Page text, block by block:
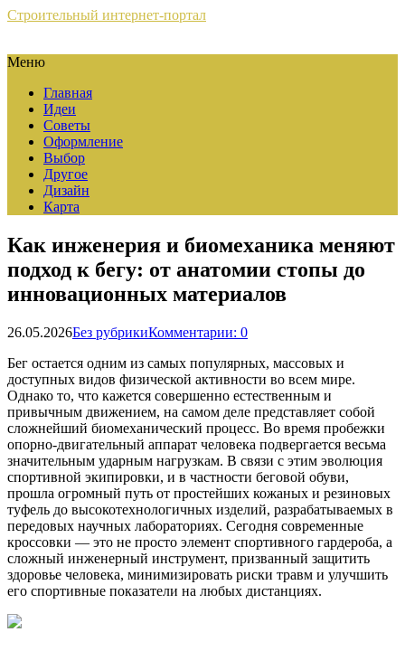
Строительный интернет-портал
Меню
Главная
Идеи
Советы
Оформление
Выбор
Другое
Дизайн
Карта
Как инженерия и биомеханика меняют
подход к бегу: от анатомии стопы до
инновационных материалов
26.05.2026Без рубрикиКомментарии: 0
Бег остается одним из самых популярных, массовых и
доступных видов физической активности во всем мире.
Однако то, что кажется совершенно естественным и
привычным движением, на самом деле представляет собой
сложнейший биомеханический процесс. Во время пробежки
опорно-двигательный аппарат человека подвергается весьма
значительным ударным нагрузкам. В связи с этим эволюция
спортивной экипировки, и в частности беговой обуви,
прошла огромный путь от простейших кожаных и резиновых
туфель до высокотехнологичных изделий, разрабатываемых в
передовых научных лабораториях. Сегодня современные
кроссовки — это не просто элемент спортивного гардероба, а
сложный инженерный инструмент, призванный защитить
здоровье человека, минимизировать риски травм и улучшить
его спортивные показатели на любых дистанциях.